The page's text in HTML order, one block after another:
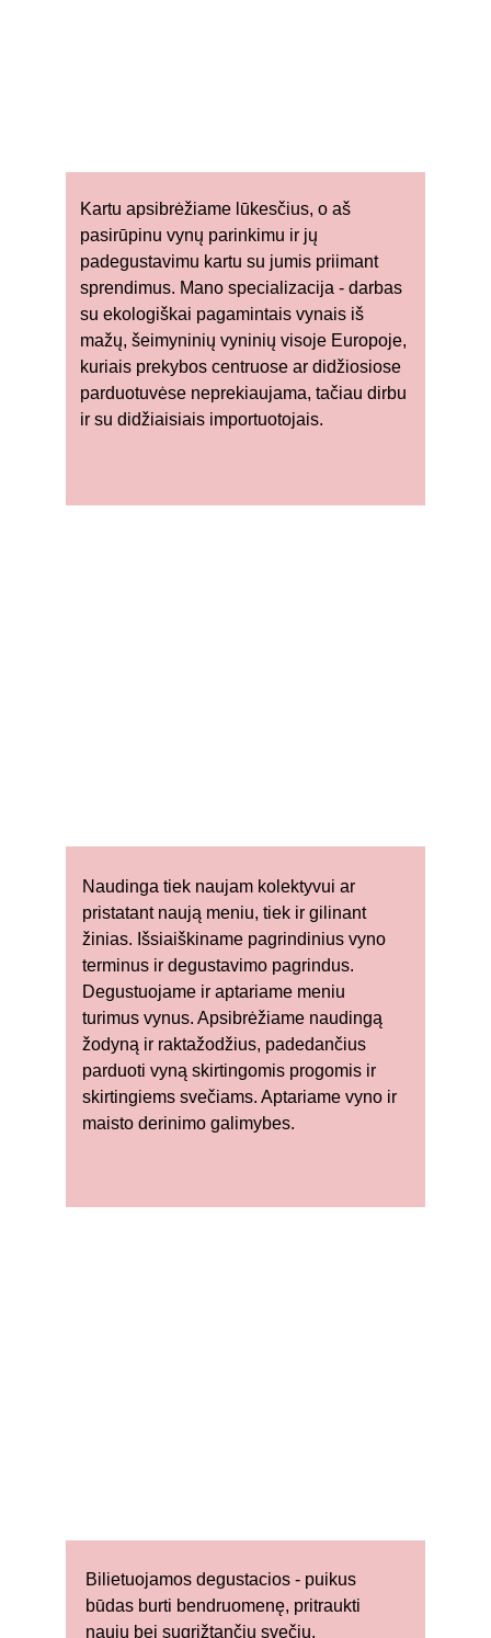
Kartu apsibrėžiame lūkesčius, o aš
pasirūpinu vynų parinkimu ir jų
padegustavimu kartu su jumis priimant
sprendimus. Mano specializacija - darbas
su ekologiškai pagamintais vynais iš
mažų, šeimyninių vyninių visoje Europoje,
kuriais prekybos centruose ar didžiosiose
parduotuvėse neprekiaujama, tačiau dirbu
ir su didžiaisiais importuotojais.
Naudinga tiek naujam kolektyvui ar
pristatant naują meniu, tiek ir gilinant
žinias. Išsiaiškiname pagrindinius vyno
terminus ir degustavimo pagrindus.
Degustuojame ir aptariame meniu
turimus vynus. Apsibrėžiame naudingą
žodyną ir raktažodžius, padedančius
parduoti vyną skirtingomis progomis ir
skirtingiems svečiams. Aptariame vyno ir
maisto derinimo galimybes.
Bilietuojamos degustacios - puikus
būdas burti bendruomenę, pritraukti
naujų bei sugrįžtančių svečių,